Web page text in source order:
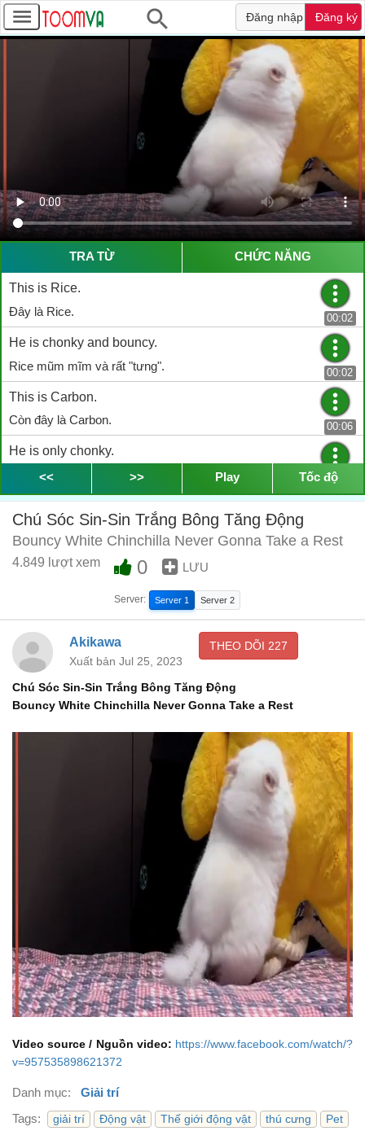
Đăng nhập Đăng ký
TRA TỪ CHỨC NĂNG
This is Rice.
Đây là Rice.
00:02
He is chonky and bouncy.
Rice mũm mĩm và rất "tưng".
00:02
This is Carbon.
Còn đây là Carbon.
00:06
He is only chonky.
Carbon chỉ mũm mĩm thôi.
00:07
Not a thought.
Còn chả quan tâm.
00:12
Popping up out of nowhere.
Dậy đi cậu ơi!
Like a bouncy ball.
Y như cục bông vậy.
00:36
00:39
00:42
00:48
Không được đâu.
00:51
Hehe...!
Hehe...!
Must be powered weekly.
<< >> Play Tốc độ
Chú Sóc Sin-Sin Trắng Bông Tăng Động
Bouncy White Chinchilla Never Gonna Take a Rest
4.849 lượt xem 0 LƯU
Server: Server 1 Server 2
Akikawa
Xuất bản Jul 25, 2023
THEO DÕI 227
Chú Sóc Sin-Sin Trắng Bông Tăng Động
Bouncy White Chinchilla Never Gonna Take a Rest
Video source / Nguồn video: https://www.facebook.com/watch/?
v=957535898621372
Danh mục:
Giải trí
Tags:
giải trí Động vật Thế giới động vật thú cưng Pet